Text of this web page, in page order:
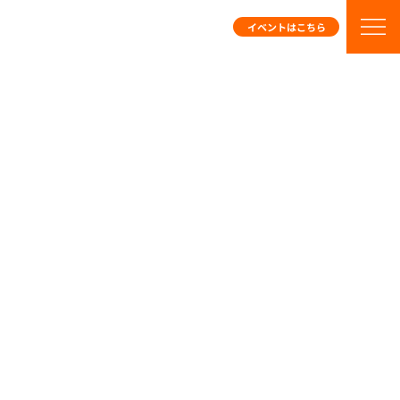
イベントはこちら